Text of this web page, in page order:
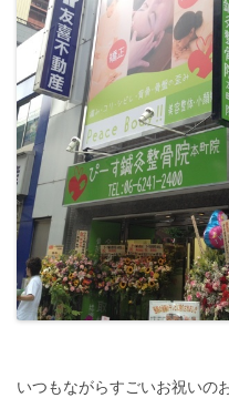
いつもながらすごいお祝いの